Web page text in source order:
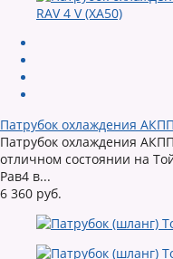
Патрубок охлаждения
Патрубок охлаждения
отличном состоянии на
Рав4 в...
6 360 руб.